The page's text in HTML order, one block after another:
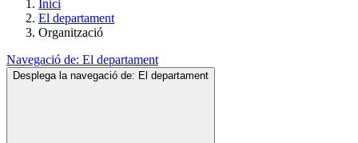
Inici
El departament
Organització
Navegació de: El departament
Desplega la navegació de: El departament